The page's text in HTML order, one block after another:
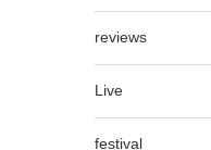
reviews
Live
festival